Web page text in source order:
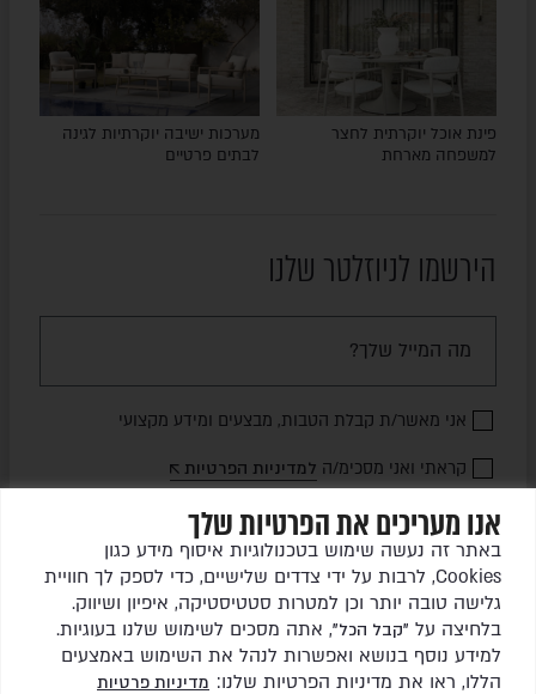
אנו מעריכים את הפרטיות שלך
באתר זה נעשה שימוש בטכנולוגיות איסוף מידע כגון
Cookies, לרבות על ידי צדדים שלישיים, כדי לספק לך חוויית
גלישה טובה יותר וכן למטרות סטטיסטיקה, איפיון ושיווק.
בלחיצה על "קבל הכל", אתה מסכים לשימוש שלנו בעוגיות.
למידע נוסף בנושא ואפשרות לנהל את השימוש באמצעים
הללו, ראו את מדיניות הפרטיות שלנו: מדיניות פרטיות
פינת אוכל יוקרתית לחצר
למשפחה מארחת
מערכות ישיבה יוקרתיות לגינה
לבתים פרטיים
הירשמו לניוזלטר שלנו
אני מאשר/ת קבלת הטבות, מבצעים ומידע מקצועי
קראתי ואני מסכימ/ה למדיניות הפרטיות
שלחו לי עדכונים